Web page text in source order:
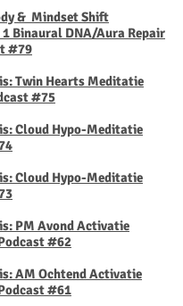
& Mindset Shift
1 Binaural DNA/Aura Repair
#79
Twin Hearts Meditatie
#75
Cloud Hypo-Meditatie
Cloud Hypo-Meditatie
PM Avond Activatie
#62
AM Ochtend Activatie
#61